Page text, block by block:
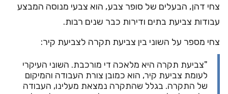
צחי דהן, הבעלים של סופר צבע, הוא צבעי מנוסה המבצע
עבודות צביעת בתים ודירות כבר שנים רבות.
צחי מספר על השוני בין צביעת תקרה לצביעת קיר:
"צביעת תקרה היא מלאכה די מורכבת. השוני העיקרי
לעומת צביעת קיר, הוא כמובן צורת העבודה והמיקום
של התקרה. בגלל שהתקרה נמצאת מעלינו, העבודה